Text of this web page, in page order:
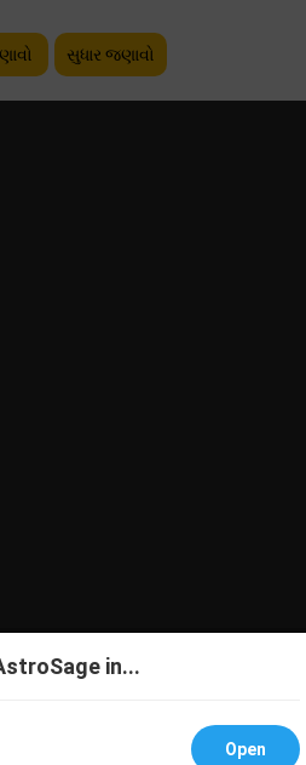
સુધાર જણાવો
2025AstroSage.com
in...
Open